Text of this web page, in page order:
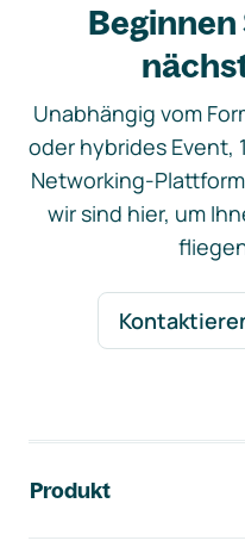
Beginnen
Unabhängig vom
oder hybrides Event,
Networking-
wir sind hier, um
Produkt